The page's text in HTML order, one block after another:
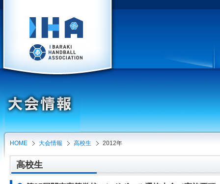
HOME 大会情報 高校生 2012年
高校生